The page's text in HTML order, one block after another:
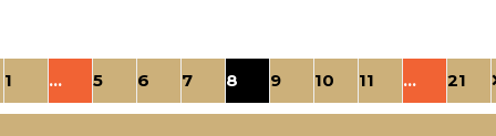
1 … 5 6 7 8 9 10 11 … 21